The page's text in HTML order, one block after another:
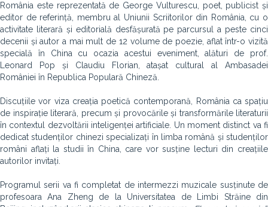
România este reprezentată de George Vulturescu, poet, publicist și
editor de referință, membru al Uniunii Scriitorilor din România, cu o
activitate literară și editorială desfășurată pe parcursul a peste cinci
decenii și autor a mai mult de 12 volume de poezie, aflat într-o vizită
specială în China cu ocazia acestui eveniment, alături de prof.
Leonard Pop și Claudiu Florian, atașat cultural al Ambasadei
României în Republica Populară Chineză.
Discuțiile vor viza creația poetică contemporană, România ca spațiu
de inspirație literară, precum și provocările și transformările literaturii
în contextul dezvoltării inteligenței artificiale. Un moment distinct va fi
dedicat studenților chinezi specializați în limba română și studenților
români aflați la studii în China, care vor susține lecturi din creațiile
autorilor invitați.
Programul serii va fi completat de intermezzi muzicale susținute de
profesoara Ana Zheng de la Universitatea de Limbi Străine din